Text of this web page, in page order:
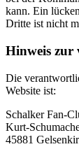
kann. Ein
Dritte ist nicht
Hinweis zur
Die
Website ist:
Schalker Fan-
Kurt-
45881